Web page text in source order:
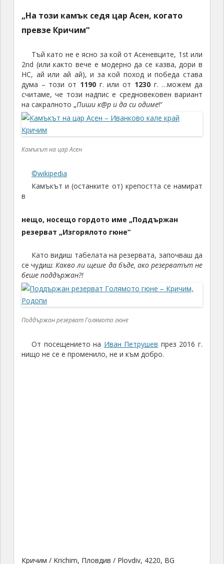
„На този камък седя цар Асен, когато
превзе Кричим“
Тъй като не е ясно за кой от Асеневците, 1st или
2nd (или както вече е модерно да се казва, дори в
НС, ай или ай ай), и за кой поход и победа става
дума – този от 1190г. или от 1230г. …можем да
считаме, че този надпис е средновековен вариант
на сакралното „Пиши к@р и да си одиме!“
Камъкът на цар Асен
©wikipedia
Камъкът и (останките от) крепостта се намират
в
нещо, носещо гордото име „Поддържан
резерват „Изгорялото гюне“
Като видиш табелата на резервата, започваш да
се чудиш:Какво ли щеше да бъде, ако резерватът не
беше поддържан?!
Поддържан резерват Голямото гюне
От посещението на Иван Петрушев през 2016 г.
нищо не се е променило, не и към добро.
Кричим / Krichim, Пловдив / Plovdiv, 4220, BG